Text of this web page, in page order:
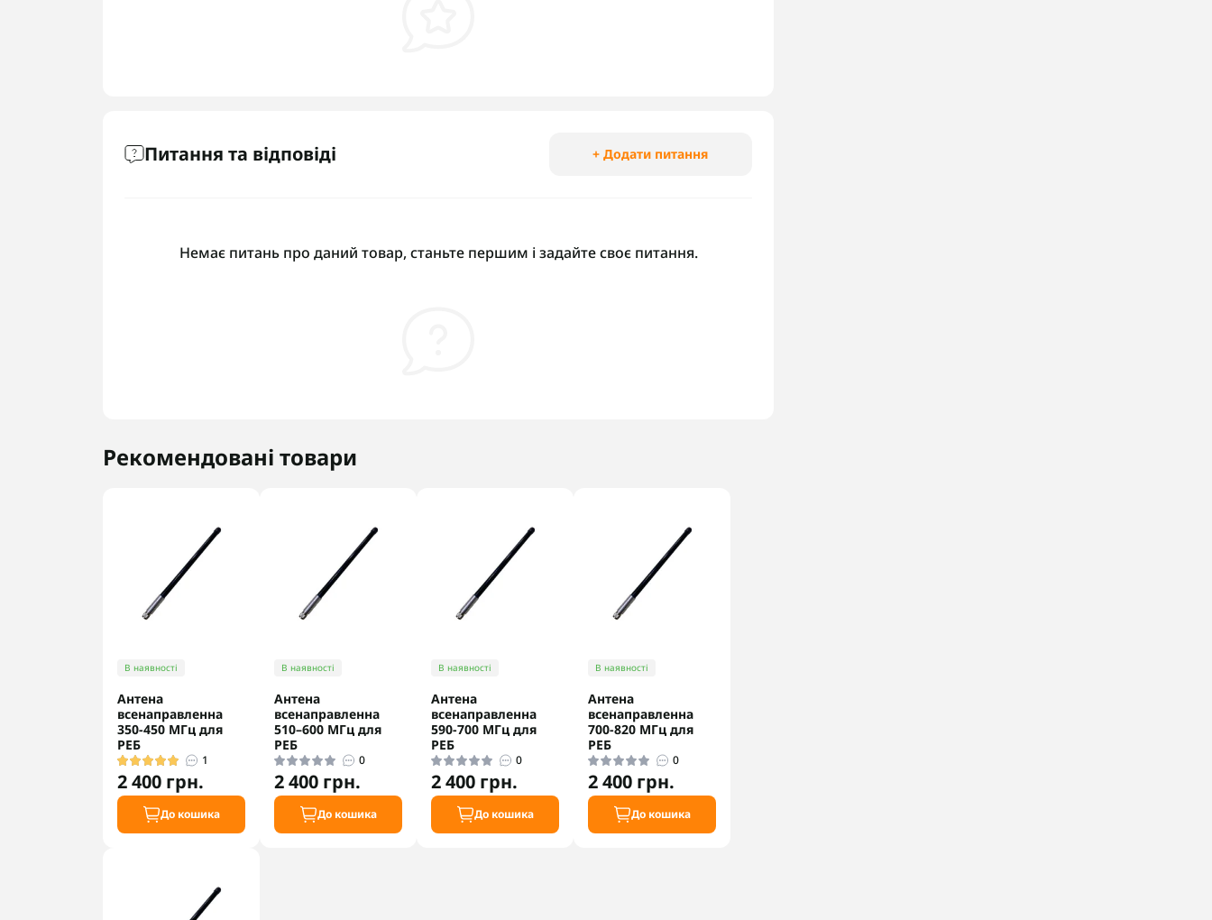
Питання та відповіді + Додати питання
Немає питань про даний товар, станьте першим і задайте своє питання.
Рекомендовані товари
В наявності
Антена
всенаправленна
350-450 МГц для
РЕБ
1
2 400 грн.
До кошика
В наявності
Антена
всенаправленна
510–600 МГц для
РЕБ
0
2 400 грн.
До кошика
В наявності
Антена
всенаправленна
590-700 МГц для
РЕБ
0
2 400 грн.
До кошика
В наявності
Антена
всенаправленна
700-820 МГц для
РЕБ
0
2 400 грн.
До кошика